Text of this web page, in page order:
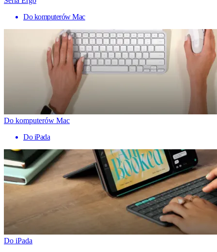
Do komputerów Mac
Do komputerów Mac
Do iPada
Do iPada